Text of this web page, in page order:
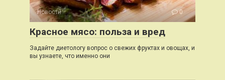
Новости 0
Красное мясо: польза и вред
Задайте диетологу вопрос о свежих фруктах и овощах, и
вы узнаете, что именно они